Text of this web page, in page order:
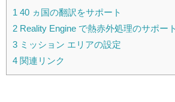
1 40 ヵ国の翻訳をサポート
2 Reality Engine で熱赤外処理のサポー
3 ミッション エリアの設定
4 関連リンク